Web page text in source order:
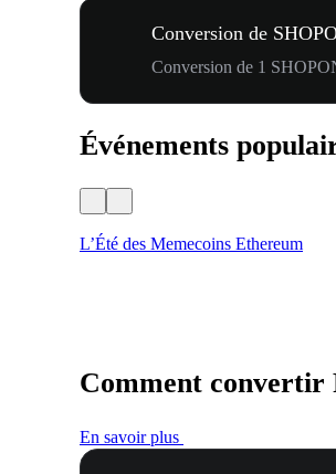
Conversion de
Conversion de 1
Événements
L’Été des Memecoins Ethereum
Comment convertir
En savoir plus